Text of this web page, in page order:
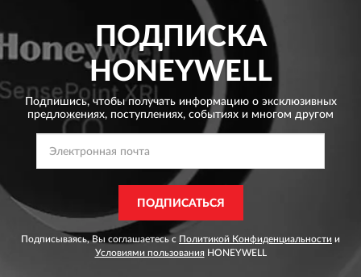
ПОДПИСКА
HONEYWELL
Подпишись, чтобы получать информацию о эксклюзивных
предложениях, поступлениях, событиях и многом другом
ПОДПИСАТЬСЯ
Подписываясь, Вы соглашаетесь с Политикой Конфиденциальности и
Условиями пользованияHONEYWELL